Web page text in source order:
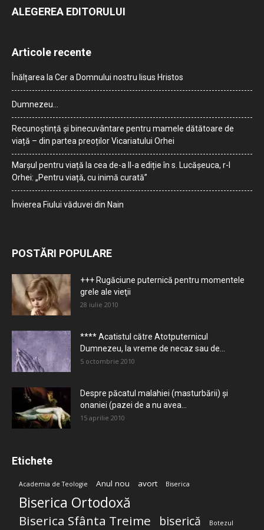
ALEGEREA EDITORULUI
Articole recente
Înălțarea la Cer a Domnului nostru Iisus Hristos
Dumnezeu…
Recunoștință și binecuvântare pentru mamele dătătoare de
viață – din partea preoților Vicariatului Orhei
Marșul pentru viață la cea de-a II-a ediție în s. Lucășeuca, r-l
Orhei: „Pentru viață, cu inimă curată”
Învierea Fiului văduvei din Nain
POSTĂRI POPULARE
+++ Rugăciune puternică pentru momentele
grele ale vieţii
28 iulie 2010
**** Acatistul către Atotputernicul
Dumnezeu, la vreme de necaz sau de...
5 octombrie 2010
Despre păcatul malahiei (masturbării) şi
onaniei (pazei de a nu avea...
15 aprilie 2010
Etichete
Academia de Teologie Anul nou avort Biserica
Biserica Ortodoxă
Biserica Sfânta Treime biserică Botezul